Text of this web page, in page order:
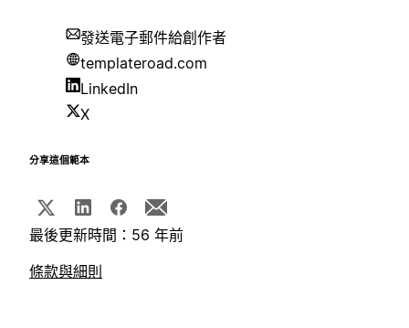
發送電子郵件給創作者
templateroad.com
LinkedIn
X
分享這個範本
最後更新時間：56 年前
條款與細則